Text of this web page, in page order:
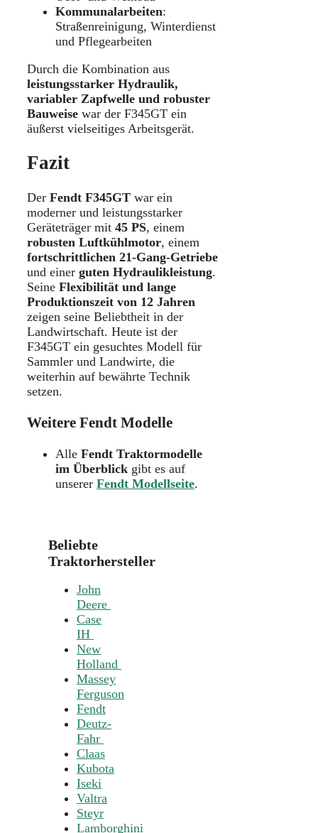
Kommunalarbeiten:
Straßenreinigung, Winterdienst
und Pflegearbeiten
Durch die Kombination aus
leistungsstarker Hydraulik,
variabler Zapfwelle und robuster
Bauweise war der F345GT ein
äußerst vielseitiges Arbeitsgerät.
Fazit
Der Fendt F345GT war ein
moderner und leistungsstarker
Geräteträger mit 45 PS, einem
robusten Luftkühlmotor, einem
fortschrittlichen 21-Gang-Getriebe
und einer guten Hydraulikleistung.
Seine Flexibilität und lange
Produktionszeit von 12 Jahren
zeigen seine Beliebtheit in der
Landwirtschaft. Heute ist der
F345GT ein gesuchtes Modell für
Sammler und Landwirte, die
weiterhin auf bewährte Technik
setzen.
Weitere Fendt Modelle
Alle Fendt Traktormodelle
im Überblick gibt es auf
unserer Fendt Modellseite.
Beliebte
Traktorhersteller
John
Deere
Case
IH
New
Holland
Massey
Ferguson
Fendt
Deutz-
Fahr
Claas
Kubota
Iseki
Valtra
Steyr
Lamborghini